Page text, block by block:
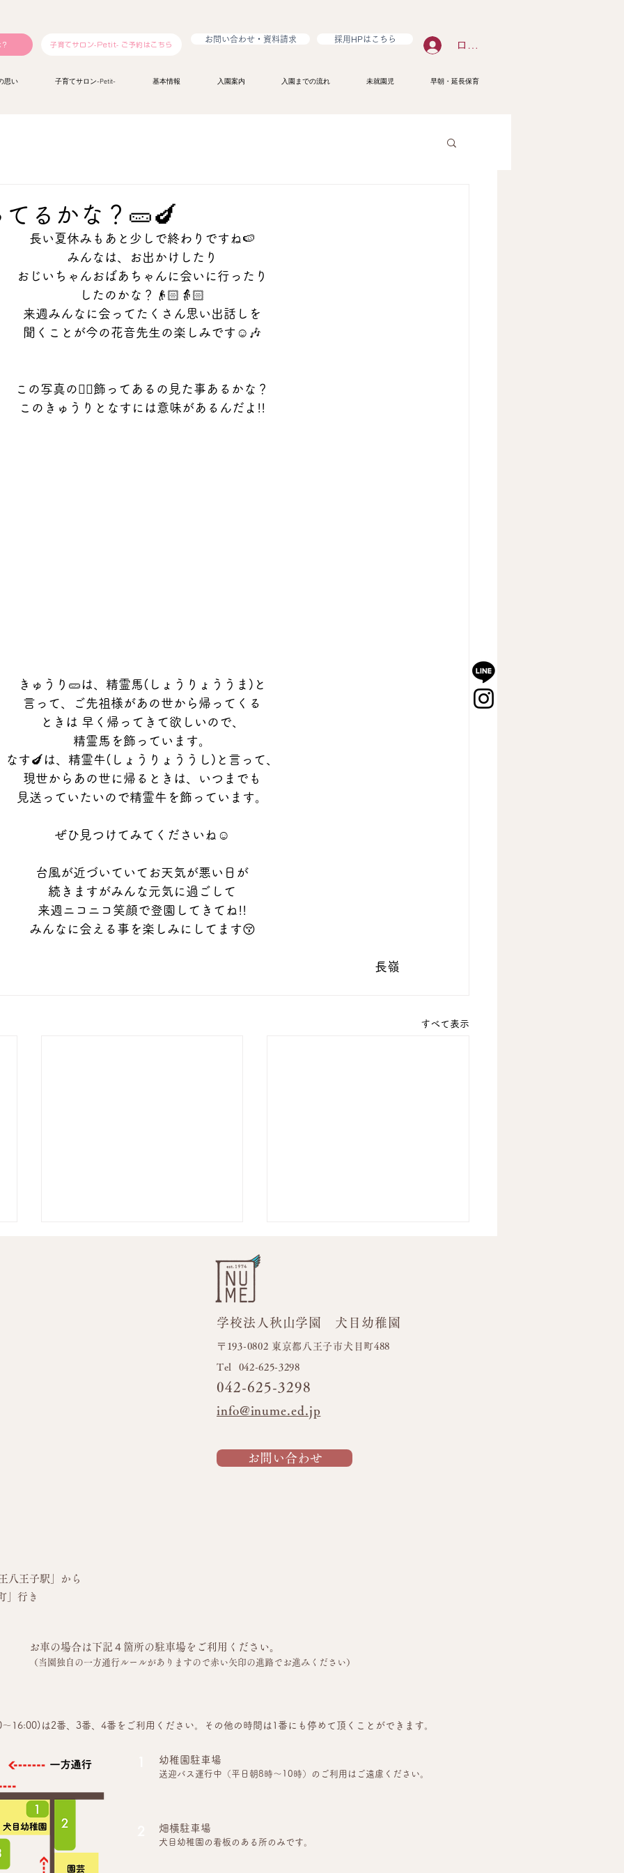
子育てサロン-Petit- ご予約はこちら
お問い合わせ・資料請求 採用HPはこちら ログイン
思い 子育てサロン-Petit- 基本情報 入園案内 入園までの流れ 未就園児 早朝・延長保育
るかな？🥒🍆
長い夏休みもあと少しで終わりですね🍉
みんなは、お出かけしたり
おじいちゃんおばあちゃんに会いに行ったり
したのかな？👴🏻👵🏻
来週みんなに会ってたくさん思い出話しを
聞くことが今の花音先生の楽しみです☺️🎶
この写真の👇🏻飾ってあるの見た事あるかな？
このきゅうりとなすには意味があるんだよ!!
きゅうり🥒は、精霊馬(しょうりょううま)と
言って、ご先祖様があの世から帰ってくる
ときは 早く帰ってきて欲しいので、
精霊馬を飾っています。
なす🍆は、精霊牛(しょうりょううし)と言って、
現世からあの世に帰るときは、いつまでも
見送っていたいので精霊牛を飾っています。
ぜひ見つけてみてくださいね☺️
台風が近づいていてお天気が悪い日が
続きますがみんな元気に過ごして
来週ニコニコ笑顔で登園してきてね!!
みんなに会える事を楽しみにしてます😚
長嶺
すべて表示
フラワーブロック🌼
学校法人秋山学園 犬目幼稚園
〒193-0802 東京都八王子市犬目町488
​Tel 042-625-3298
042-625-3298
info@inume.ed.jp
お問い合わせ
八王子駅」から
」行き
お車の場合は下記４箇所の駐車場をご利用ください。
（当園独自の一方通行ルールがありますので赤い矢印の進路でお進みください）
16:00)は2番、3番、4番をご利用ください。その他の時間は1番にも停めて頂くことができます。
幼稚園駐車場
送迎バス運行中（平日朝8時～10時）のご利用はご遠慮ください。
畑横駐車場
犬目幼稚園の看板のある所のみです。